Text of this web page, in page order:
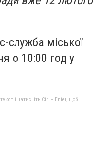
служба міської
о 10:00 год у
і натисніть Ctrl + Enter, щоб